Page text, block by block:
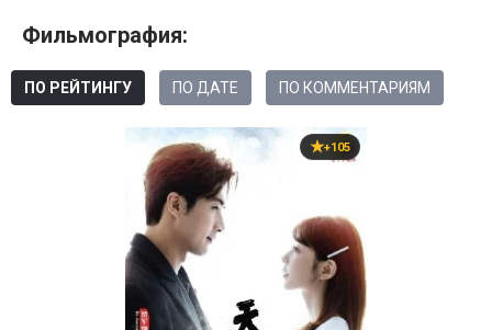
Фильмография:
ПО РЕЙТИНГУ ПО ДАТЕ ПО КОММЕНТАРИЯМ
+105